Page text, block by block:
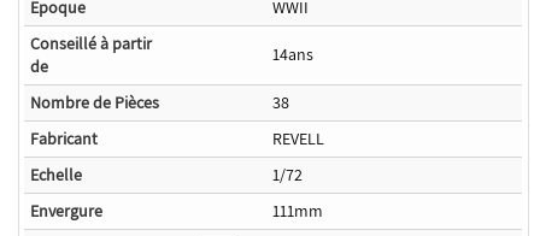
Epoque
WWII
Conseillé à partir
de
14ans
Nombre de Pièces
38
Fabricant
REVELL
Echelle
1/72
Envergure
111mm